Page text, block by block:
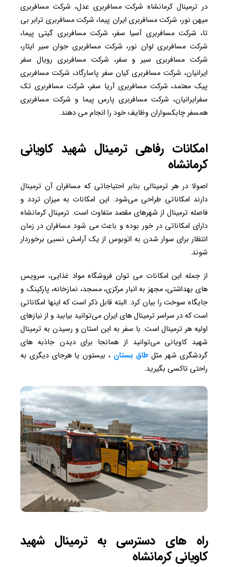
در ترمینال کرمانشاه شرکت مسافربری عدل، شرکت مسافربری
میهن نور، شرکت مسافربری ایران پیما، شرکت مسافربری ترابر بی
تا، شرکت مسافربری آسیا سفر، شرکت مسافربری گیتی پیما،
شرکت مسافربری لوان نور، شرکت مسافربری جوان سیر ایثار،
شرکت مسافربری سیر و سفر، شرکت مسافربری رویال سفر
ایرانیان، شرکت مسافربری کیان سفر پاسارگاد، شرکت مسافربری
پیک معتمد، شرکت مسافربری آریا سفر، شرکت مسافربری تک
سفرایرانیان، شرکت مسافربری پارس پیما و شرکت مسافربری
همسفر چابکسواران وظایف خود را انجام می دهند.
امکانات رفاهی ترمینال شهید کاویانی
کرمانشاه
اصولا در هر ترمینالی بنابر احتیاجاتی که مسافران آن ترمینال
دارند امکاناتی طراحی می‌شود. این امکانات به میزان تردد و
فاصله ترمینال از شهرهای مقصد متفاوت است. ترمینال کرمانشاه
دارای امکاناتی در خور بوده و باعث می شود مسافران در زمان
انتظار برای سوار شدن به اتوبوس از یک آرامش نسبی برخوردار
شوند.
از جمله این امکانات می توان فروشگاه مواد غذایی، سرویس
های بهداشتی، مجهز به انبار مرکزی، مسجد، نمازخانه، پارکینگ و
جایگاه سوخت را بیان کرد. البته قابل ذکر است که اینها امکاناتی
است که در سراسر ترمینال های ایران می‌توانید بیابید و از نیازهای
اولیه هر ترمینال است. با سفر به این استان و رسیدن به ترمینال
شهید کاویانی می‌توانید از همانجا برای دیدن جاذبه های
گردشگری شهر مثل طاق بستان ، بیستون یا هرجای دیگری به
راحتی تاکسی بگیرید.
راه های دسترسی به ترمینال شهید
کاویانی کرمانشاه